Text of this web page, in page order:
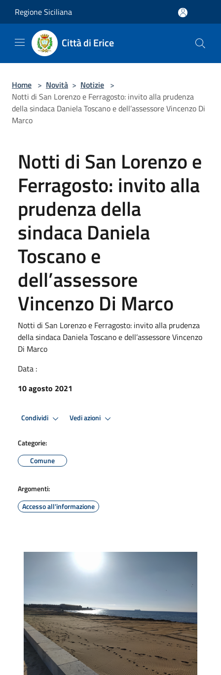
Regione Siciliana
Città di Erice
Home > Novità > Notizie >
Notti di San Lorenzo e Ferragosto: invito alla prudenza
della sindaca Daniela Toscano e dell’assessore Vincenzo Di
Marco
Notti di San Lorenzo e
Ferragosto: invito alla
prudenza della
sindaca Daniela
Toscano e
dell’assessore
Vincenzo Di Marco
Notti di San Lorenzo e Ferragosto: invito alla prudenza
della sindaca Daniela Toscano e dell’assessore Vincenzo
Di Marco
Data :
10 agosto 2021
Condividi Vedi azioni
Categorie:
Comune
Argomenti:
Accesso all'informazione